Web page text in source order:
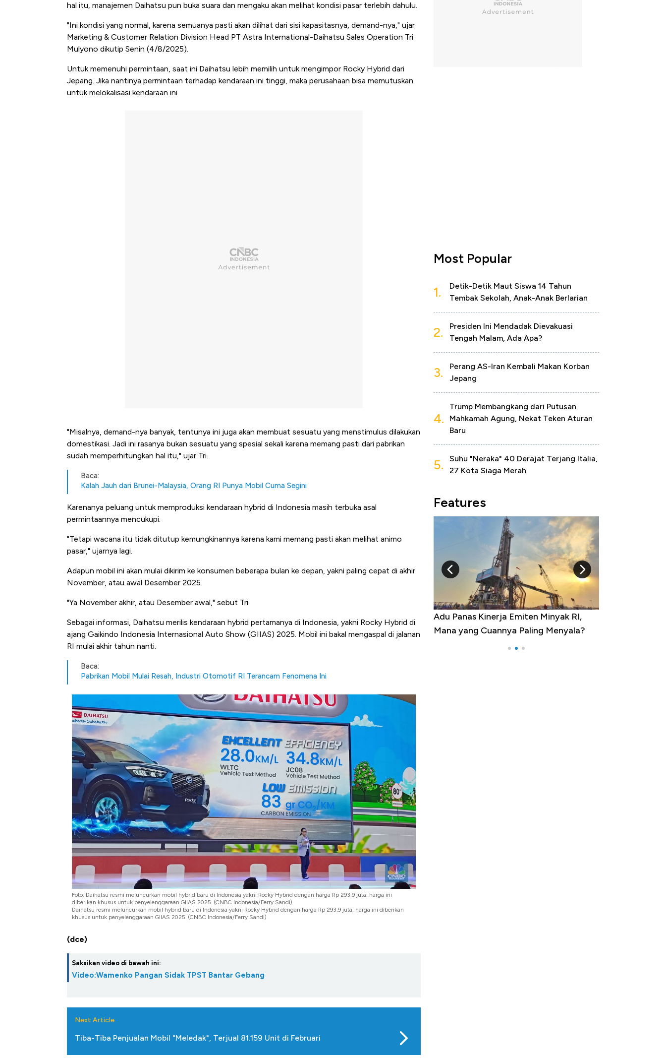
hal itu, manajemen Daihatsu pun buka suara dan mengaku akan melihat kondisi pasar terlebih dahulu.
"Ini kondisi yang normal, karena semuanya pasti akan dilihat dari sisi kapasitasnya, demand-nya," ujar
Marketing & Customer Relation Division Head PT Astra International-Daihatsu Sales Operation Tri
Mulyono dikutip Senin (4/8/2025).
Untuk memenuhi permintaan, saat ini Daihatsu lebih memilih untuk mengimpor Rocky Hybrid dari
Jepang. Jika nantinya permintaan terhadap kendaraan ini tinggi, maka perusahaan bisa memutuskan
untuk melokalisasi kendaraan ini.
"Misalnya, demand-nya banyak, tentunya ini juga akan membuat sesuatu yang menstimulus dilakukan
domestikasi. Jadi ini rasanya bukan sesuatu yang spesial sekali karena memang pasti dari pabrikan
sudah memperhitungkan hal itu," ujar Tri.
Baca:
Kalah Jauh dari Brunei-Malaysia, Orang RI Punya Mobil Cuma Segini
Karenanya peluang untuk memproduksi kendaraan hybrid di Indonesia masih terbuka asal
permintaannya mencukupi.
"Tetapi wacana itu tidak ditutup kemungkinannya karena kami memang pasti akan melihat animo
pasar," ujarnya lagi.
Adapun mobil ini akan mulai dikirim ke konsumen beberapa bulan ke depan, yakni paling cepat di akhir
November, atau awal Desember 2025.
"Ya November akhir, atau Desember awal," sebut Tri.
Sebagai informasi, Daihatsu merilis kendaraan hybrid pertamanya di Indonesia, yakni Rocky Hybrid di
ajang Gaikindo Indonesia Internasional Auto Show (GIIAS) 2025. Mobil ini bakal mengaspal di jalanan
RI mulai akhir tahun nanti.
Baca:
Pabrikan Mobil Mulai Resah, Industri Otomotif RI Terancam Fenomena Ini
Foto: Daihatsu resmi meluncurkan mobil hybrid baru di Indonesia yakni Rocky Hybrid dengan harga Rp 293,9 juta, harga ini
diberikan khusus untuk penyelenggaraan GIIAS 2025. (CNBC Indonesia/Ferry Sandi)
Daihatsu resmi meluncurkan mobil hybrid baru di Indonesia yakni Rocky Hybrid dengan harga Rp 293,9 juta, harga ini diberikan
khusus untuk penyelenggaraan GIIAS 2025. (CNBC Indonesia/Ferry Sandi)
(dce)
Saksikan video di bawah ini:
Video:Wamenko Pangan Sidak TPST Bantar Gebang
Next Article
Tiba-Tiba Penjualan Mobil "Meledak", Terjual 81.159 Unit di Februari
Most Popular
1.
Detik-Detik Maut Siswa 14 Tahun
Tembak Sekolah, Anak-Anak Berlarian
2.
Presiden Ini Mendadak Dievakuasi
Tengah Malam, Ada Apa?
3.
Perang AS-Iran Kembali Makan Korban
Jepang
4.
Trump Membangkang dari Putusan
Mahkamah Agung, Nekat Teken Aturan
Baru
5.
Suhu "Neraka" 40 Derajat Terjang Italia,
27 Kota Siaga Merah
Features
Tembaga Terbang ke Zona Berbahaya
Adu Panas Kinerja Emiten Minyak RI,
Mana yang Cuannya Paling Menyala?